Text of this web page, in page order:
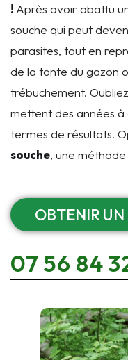
! Après avoir abattu
souche qui peut
parasites, tout en
de la tonte du gazon
trébuchement.
mettent des années
termes de résultats.
souche, une
OBTENIR UN
07 56 84